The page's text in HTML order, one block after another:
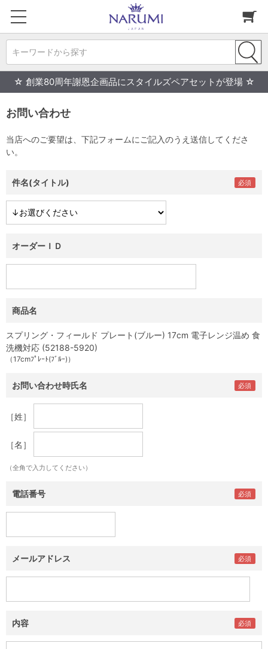
キーワードから探す
☆ 創業80周年謝恩企画品にスタイルズペアセットが登場 ☆
お問い合わせ
当店へのご要望は、下記フォームにご記入のうえ送信してくださ
い。
件名(タイトル)
オーダーＩＤ
商品名
スプリング・フィールド プレート(ブルー) 17cm 電子レンジ温め 食
洗機対応 (52188-5920)
（17cmﾌﾟﾚｰﾄ(ﾌﾞﾙｰ)）
お問い合わせ時氏名
［姓］
［名］
（全角で入力してください）
電話番号
メールアドレス
内容